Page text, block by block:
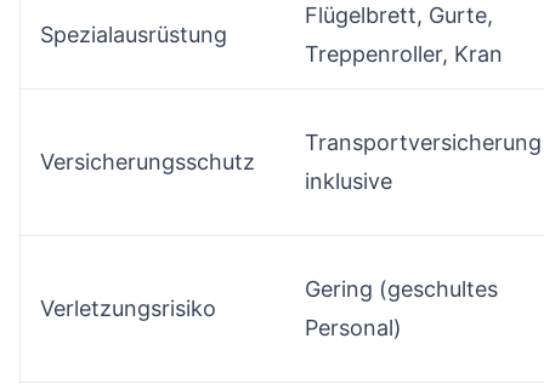
Spezialausrüstung
Flügelbrett, Gurte,
Treppenroller, Kran
Versicherungsschutz
Transportversicherung
inklusive
Verletzungsrisiko
Gering (geschultes
Personal)